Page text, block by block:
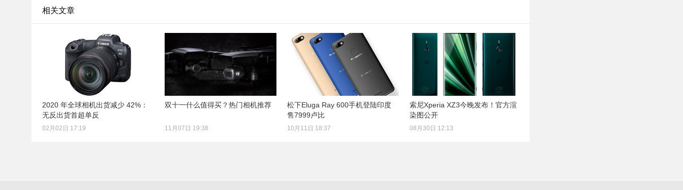
相关文章
2020 年全球相机出货减少 42%：
无反出货首超单反
02月02日 17:19
双十一什么值得买？热门相机推荐
11月07日 19:38
松下Eluga Ray 600手机登陆印度
售7999卢比
10月11日 18:37
索尼Xperia XZ3今晚发布！官方渲
染图公开
08月30日 12:13